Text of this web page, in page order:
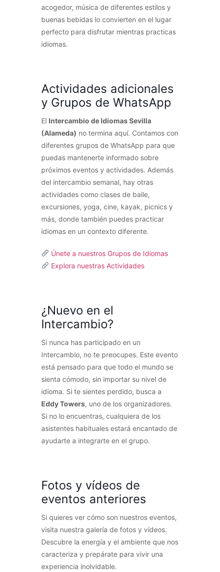
acogedor, música de diferentes estilos y
buenas bebidas lo convierten en el lugar
perfecto para disfrutar mientras practicas
idiomas.
Actividades adicionales
y Grupos de WhatsApp
El Intercambio de Idiomas Sevilla
(Alameda) no termina aquí. Contamos con
diferentes grupos de WhatsApp para que
puedas mantenerte informado sobre
próximos eventos y actividades. Además
del intercambio semanal, hay otras
actividades como clases de baile,
excursiones, yoga, cine, kayak, picnics y
más, donde también puedes practicar
idiomas en un contexto diferente.
Únete a nuestros Grupos de Idiomas
Explora nuestras Actividades
¿Nuevo en el
Intercambio?
Si nunca has participado en un
Intercambio, no te preocupes. Este evento
está pensado para que todo el mundo se
sienta cómodo, sin importar su nivel de
idioma. Si te sientes perdido, busca a
Eddy Towers, uno de los organizadores.
Si no lo encuentras, cualquiera de los
asistentes habituales estará encantado de
ayudarte a integrarte en el grupo.
Fotos y vídeos de
eventos anteriores
Si quieres ver cómo son nuestros eventos,
visita nuestra galería de fotos y vídeos.
Descubre la energía y el ambiente que nos
caracteriza y prepárate para vivir una
experiencia inolvidable.